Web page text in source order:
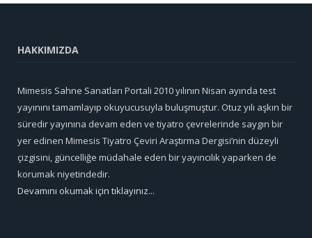
HAKKIMIZDA
Mimesis Sahne Sanatları Portali 2010 yılının Nisan ayında test
yayınını tamamlayıp okuyucusuyla buluşmuştur. Otuz yılı aşkın bir
süredir yayınına devam eden ve tiyatro çevrelerinde saygın bir
yer edinen Mimesis Tiyatro Çeviri Araştırma Dergisi’nin düzeyli
çizgisini, güncelliğe müdahale eden bir yayıncılık yaparken de
korumak niyetindedir.
Devamını okumak için tıklayınız...